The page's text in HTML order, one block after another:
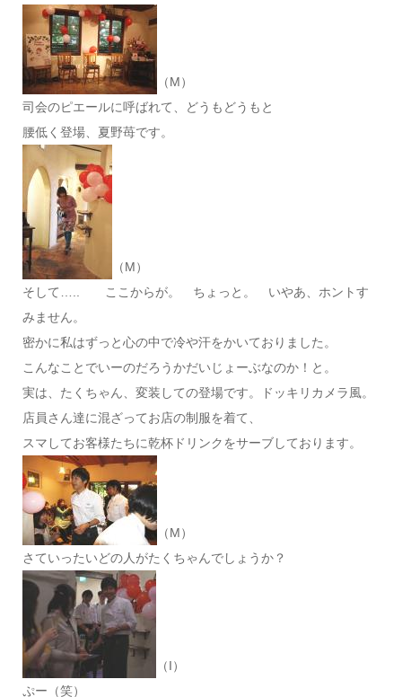
（M）
司会のピエールに呼ばれて、どうもどうもと
腰低く登場、夏野苺です。
（M）
そして….. ここからが。 ちょっと。 いやあ、ホントす
みません。
密かに私はずっと心の中で冷や汗をかいておりました。
こんなことでいーのだろうかだいじょーぶなのか！と。
実は、たくちゃん、変装しての登場です。ドッキリカメラ風。
店員さん達に混ざってお店の制服を着て、
スマしてお客様たちに乾杯ドリンクをサーブしております。
（M）
さていったいどの人がたくちゃんでしょうか？
（I）
ぷー（笑）